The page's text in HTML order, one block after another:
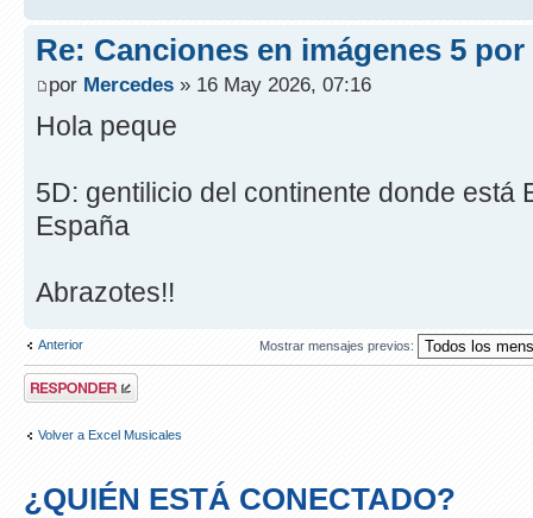
Re: Canciones en imágenes 5
por Mercedes » 16 May 2026, 07:16
Hola peque
5D: gentilicio del continente donde está
España
Abrazotes!!
Anterior Mostrar mensajes previos:
Publicar una
respuesta
Volver a Excel Musicales
¿QUIÉN ESTÁ CONECTADO?